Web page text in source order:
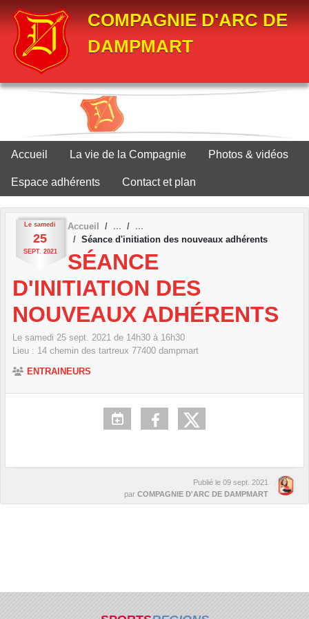
COMPAGNIE D'ARC DE
DAMPMART
Accueil La vie de la Compagnie Photos & vidéos
Espace adhérents Contact et plan
Le samedi
25
SEPT. 2021
Accueil
Séance d'initiation des nouveaux adhérents
SÉANCE
D'INITIATION DES
NOUVEAUX ADHÉRENTS
Le samedi 25 sept. 2021 de 14h30 à 16h30
Lieu : 14 chemin des tartreux 77400 dampmart
ENTRAINEURS
Publié le 09 sept. 2021
par COMPAGNIE D'ARC DE DAMPMART
Panneau de gestion des cookies